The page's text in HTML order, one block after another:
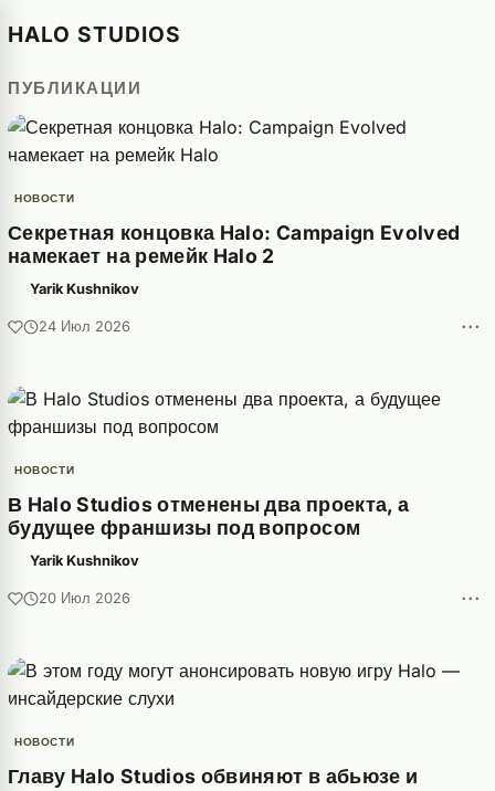
HALO STUDIOS
ПУБЛИКАЦИИ
НОВОСТИ
Секретная концовка Halo: Campaign Evolved
намекает на ремейк Halo 2
Yarik Kushnikov
24 Июл 2026 ···
НОВОСТИ
В Halo Studios отменены два проекта, а
будущее франшизы под вопросом
Yarik Kushnikov
20 Июл 2026 ···
НОВОСТИ
Главу Halo Studios обвиняют в абьюзе и